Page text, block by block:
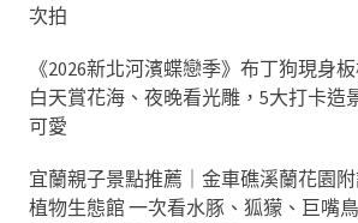
次拍
《2026新北河濱蝶戀季》布丁狗現身板
白天賞花海、夜晚看光雕，5大打卡造
可愛
宜蘭親子景點推薦｜金車礁溪蘭花園
植物生態館 一次看水豚、狐獴、巨嘴鳥